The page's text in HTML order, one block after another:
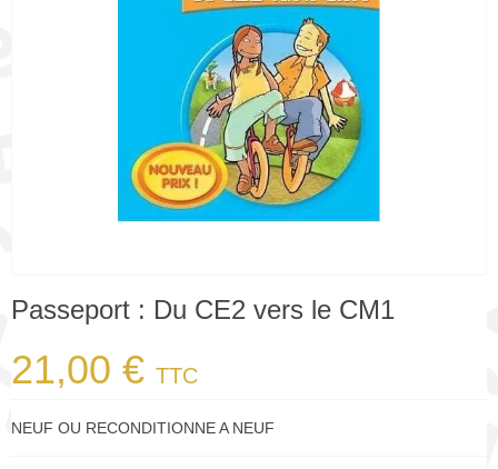
Passeport : Du CE2 vers le CM1
21,00 € TTC
NEUF OU RECONDITIONNE A NEUF